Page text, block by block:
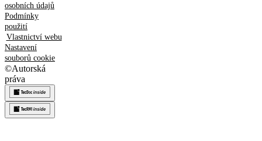
osobních údajů
Podmínky
použití
Vlastnictví webu
Nastavení
souborů cookie
©Autorská
práva